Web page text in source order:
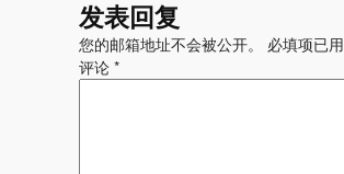
发表回复
您的邮箱地址不会被公开。 必填项已用
评论 *